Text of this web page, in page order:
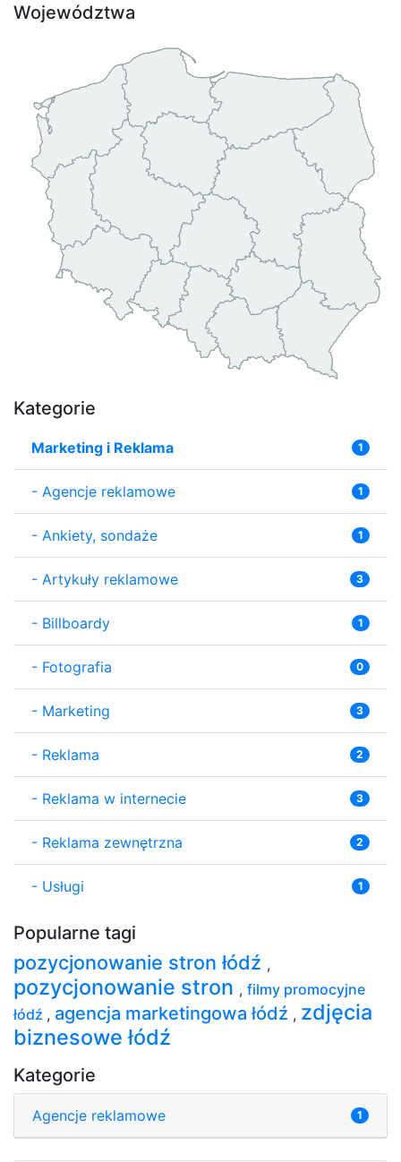
Województwa
Kategorie
Marketing i Reklama 1
- Agencje reklamowe 1
- Ankiety, sondaże 1
- Artykuły reklamowe 3
- Billboardy 1
- Fotografia 0
- Marketing 3
- Reklama 2
- Reklama w internecie 3
- Reklama zewnętrzna 2
- Usługi 1
Popularne tagi
pozycjonowanie stron łódź ,
pozycjonowanie stron , filmy promocyjne
łódź , agencja marketingowa łódź , zdjęcia
biznesowe łódź
Kategorie
Agencje reklamowe 1